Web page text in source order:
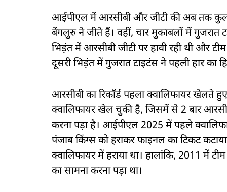
आईपीएल में आरसीबी और जीटी की अब तक
बेंगलुरु ने जीते हैं। वहीं, चार मुकाबलों में
भिड़ंत में आरसीबी जीटी पर हावी रही थी और
दूसरी भिड़ंत में गुजरात टाइटंस ने पहली हार का
आरसीबी का रिकॉर्ड पहला क्वालिफायर खेलते
क्वालिफायर खेल चुकी है, जिसमें से 2 बार
करना पड़ा है। आईपीएल 2025 में पहले
पंजाब किंग्स को हराकर फाइनल का टिकट
क्वालिफायर में हराया था। हालांकि, 2011 में
का सामना करना पड़ा था।